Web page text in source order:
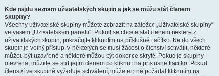
Kde najdu seznam uživatelských skupin a jak se můžu stát členem
skupiny?
Všechny uživatelské skupiny můžete zobrazit na záložce „Uživatelské skupiny“
ve vašem „Uživatelském panelu“. Pokud se chcete stát členem některé z
uživatelských skupin, pokračujte kliknutím na příslušné tlačítko. Ne do všech
skupin je volný přístup. V některých se musí žádost o členství schválit, některé
můžou být uzavřené a některé můžou být dokonce skryté. Pokud je skupiny
otevřená, můžete se stát jejím členem po kliknutí na příslušné tlačítko. Pokud
členství ve skupině vyžaduje schválení, můžete o ně požádat kliknutím na